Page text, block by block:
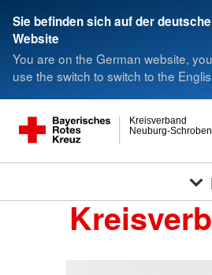
Sie befinden sich auf der
Website
You are on the German website,
use the switch to switch to the
Neuburg-
Kreisverband